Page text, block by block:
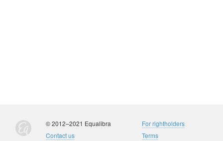
© 2012–2021 Equalibra
Contact us
For rightholders
Terms